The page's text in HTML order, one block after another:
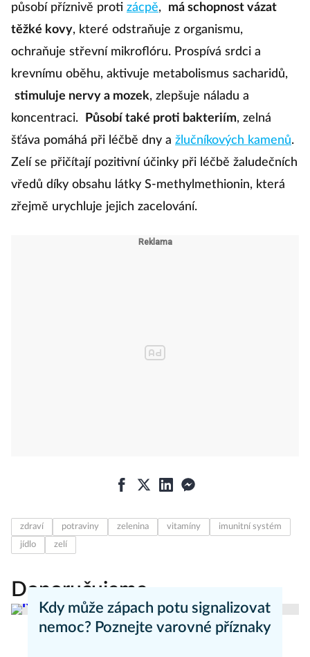
působí příznivě proti zácpě,
má schopnost vázat
těžké kovy, které odstraňuje z organismu,
ochraňuje střevní mikroflóru. Prospívá srdci a
krevnímu oběhu, aktivuje metabolismus sacharidů,
stimuluje nervy a mozek, zlepšuje náladu a
koncentraci.
Působí také proti bakteriím, zelná
šťáva pomáhá při léčbě dny a žlučníkových kamenů.
Zelí se přičítají pozitivní účinky při léčbě žaludečních
vředů díky obsahu látky S-methylmethionin, která
zřejmě urychluje jejich zacelování.
zdraví potraviny zelenina vitamíny
imunitní systém
jídlo
zelí
Doporučujeme
Kdy může zápach potu signalizovat
nemoc? Poznejte varovné příznaky